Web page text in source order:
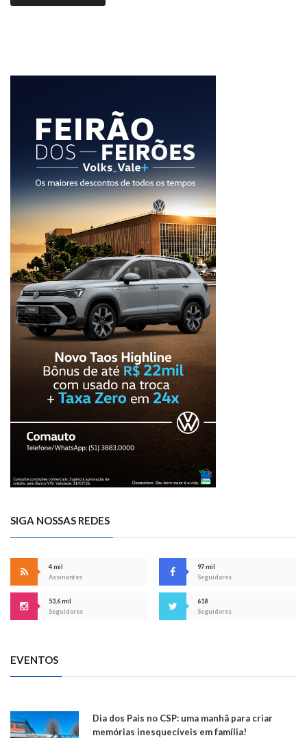
SIGA NOSSAS REDES
4 mil
Assinantes
97 mil
Seguidores
53,6 mil
Seguidores
618
Seguidores
EVENTOS
Dia dos Pais no CSP: uma manhã para criar
memórias inesquecíveis em família!